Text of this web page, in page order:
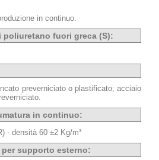
in continuo.
poliuretano fuori greca (S):
preverniciato o plastificato; acciaio
in continuo:
- densità 60 ±2 Kg/m³
supporto esterno: